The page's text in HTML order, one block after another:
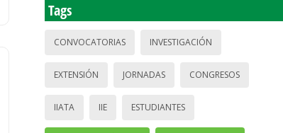
Tags
CONVOCATORIAS INVESTIGACIÓN
EXTENSIÓN JORNADAS CONGRESOS
IIATA IIE ESTUDIANTES